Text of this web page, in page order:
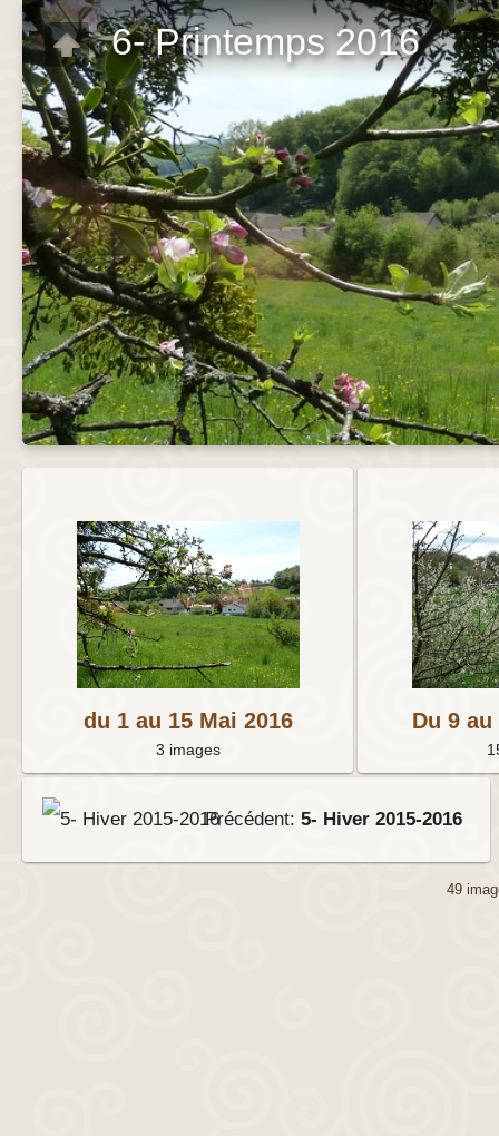
6- Printemps 2016
du 1 au 15 Mai 2016
3 images
Du 9
Précédent: 5- Hiver 2015-2016
49